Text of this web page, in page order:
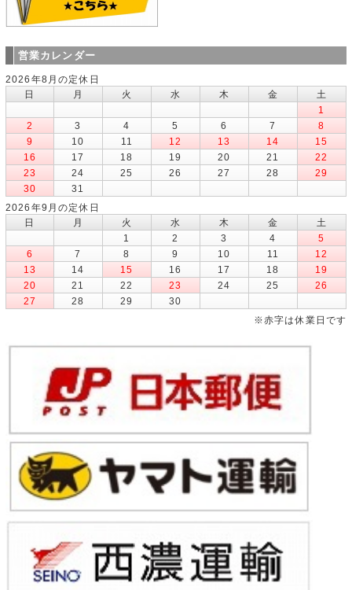
営業カレンダー
2026年8月の定休日
日
月 火 水 木 金
土
1
2
3 4 5 6 7
8
9
10 11 12 13 14
15
16
17 18 19 20 21
22
23
24 25 26 27 28
29
30
31
2026年9月の定休日
日
月 火 水 木 金
土
1
2 3 4
5
6
7 8 9 10 11
12
13
14 15 16 17 18
19
20
21 22 23 24 25
26
27
28 29
30
※赤字は休業日です